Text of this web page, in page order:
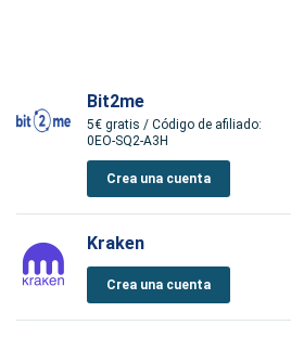
Bit2me
5€ gratis / Código de afiliado:
0EO-SQ2-A3H
Crea una cuenta
Kraken
Crea una cuenta